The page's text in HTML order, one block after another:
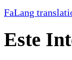
FaLang
Este